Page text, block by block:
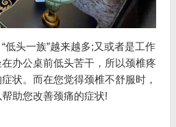
低头一族”越来越多;又或者是工作
办公桌前低头苦干，所以颈椎疼
状。而在您觉得颈椎不舒服时，
助您改善颈痛的症状!